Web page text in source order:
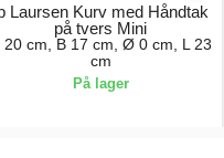
Laursen Kurv med Håndtak
på tvers Mini
20 cm, B 17 cm, Ø 0 cm, L 23
cm
På lager